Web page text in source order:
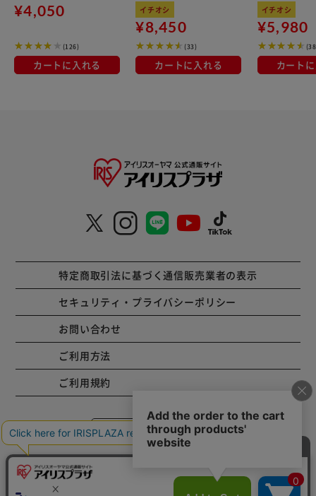
内用 折りたたみ式 3連
OTM-150R ブラック 一
¥4,050
(126)
カートに入れる
り 6点セット IHガス火
対応 MEGI-6S ブラウン
メタリック
イチオシ
¥8,450
(33)
カートに入れる
ン
イチオシ
¥5,980
カート
特定商取引法に基づく通信販売業者の表示
セキュリティ・プライバシーポリシー
お問い合わせ
ご利用方法
ご利用規約
コーポレートサイト
Copyright © 2001 IRISPLAZA. ALL Rights Reserved.